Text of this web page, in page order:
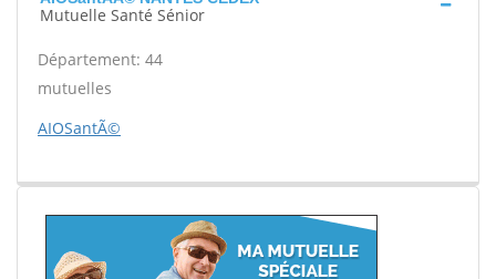
Mutuelle Santé Sénior
Département: 44
mutuelles
AIOSantÃ©